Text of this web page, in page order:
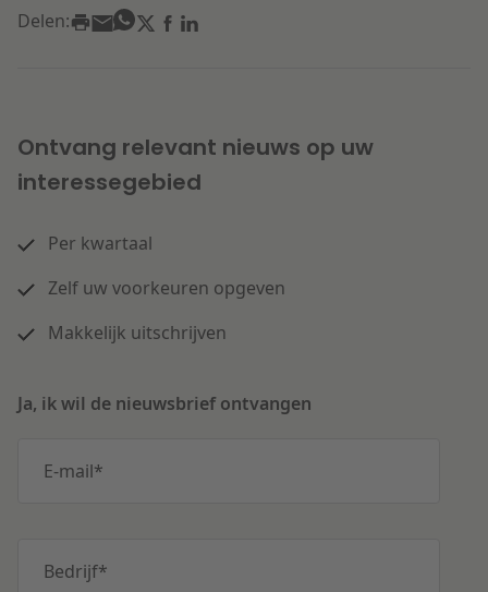
Delen:
Ontvang relevant nieuws op uw
interessegebied
Per kwartaal
Zelf uw voorkeuren opgeven
Makkelijk uitschrijven
Ja, ik wil de nieuwsbrief ontvangen
E-mail*
Bedrijf*